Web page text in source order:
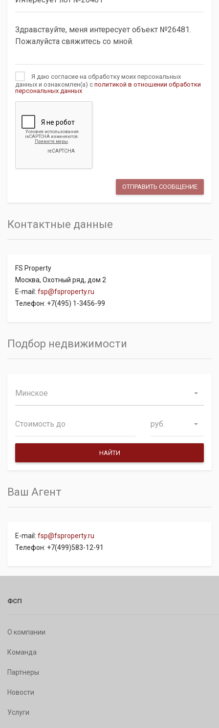
Я даю согласие на обработку моих персональных
данных и ознакомлен(а) с политикой в отношении обработки
персональных данных
Контактные данные
FS Property
Москва, Охотный ряд, дом 2
E-mail: fsp@fsproperty.ru
Телефон: +7(495) 1-3456-99
Подбор недвижимости
Минское
руб.
Ваш Агент
E-mail: fsp@fsproperty.ru
Телефон: +7(499)583-12-91
ФСП
О компании
Команда
Партнеры
Новости
Услуги